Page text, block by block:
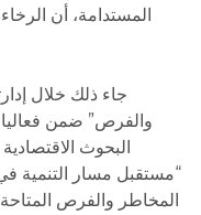
المستدامة، أن
جاء ذلك خلال
والفرص” ضمن
البحوث
“مستقبل مسار التنمية
المخاطر والفرص